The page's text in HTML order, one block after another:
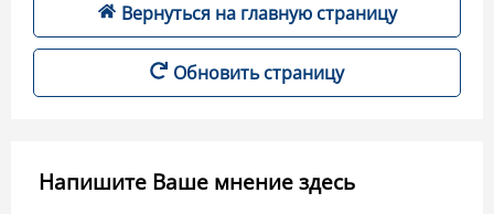
Вернуться на главную страницу
Обновить страницу
Напишите Ваше мнение здесь